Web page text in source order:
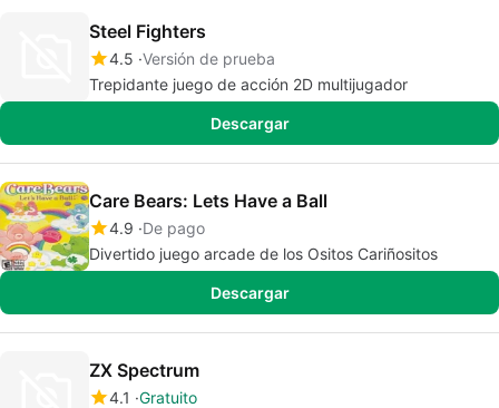
Steel Fighters
4.5 Versión de prueba
Trepidante juego de acción 2D multijugador
Descargar
Care Bears: Lets Have a Ball
4.9 De pago
Divertido juego arcade de los Ositos Cariñositos
Descargar
ZX Spectrum
4.1 Gratuito